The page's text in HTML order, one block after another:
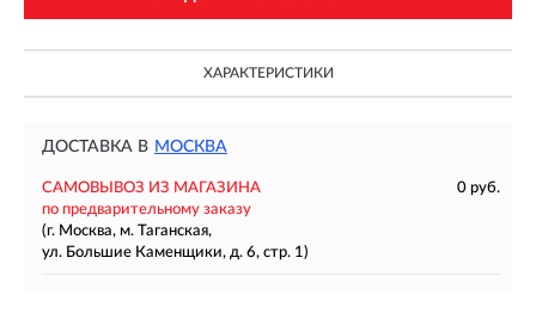
ХАРАКТЕРИСТИКИ
ДОСТАВКА В МОСКВА
САМОВЫВОЗ ИЗ МАГАЗИНА
0 руб.
по предварительному заказу
(г. Москва, м. Таганская,
ул. Большие Каменщики, д. 6, стр. 1)